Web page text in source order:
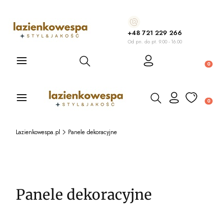
+48 721 229 266
Od pn. do pt. 9.00 - 16.00
Otwórz wyszukiwarkę
Otwórz wyszukiwarkę
Lazienkowespa.pl Panele dekoracyjne
Panele dekoracyjne